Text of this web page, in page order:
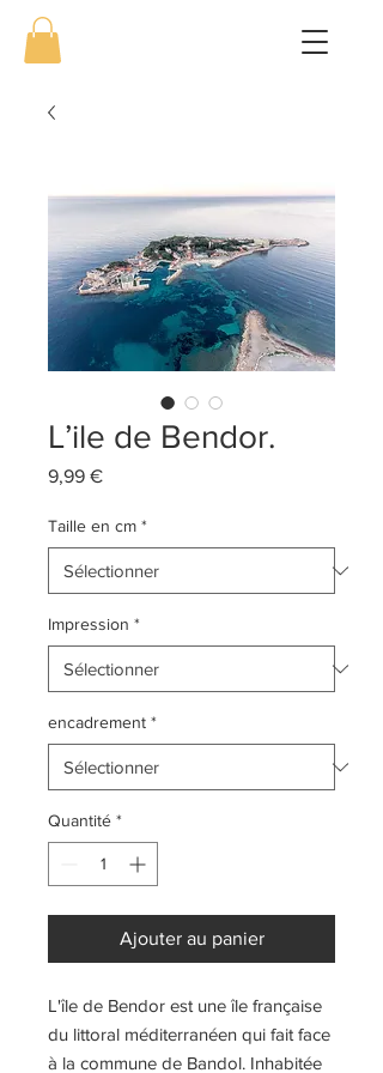
L’ile de Bendor.
9,99 €Prix
Taille en cm *
Impression *
encadrement *
Quantité *
Ajouter au panier
L'île de Bendor est une île française
du littoral méditerranéen qui fait face
à la commune de Bandol. Inhabitée